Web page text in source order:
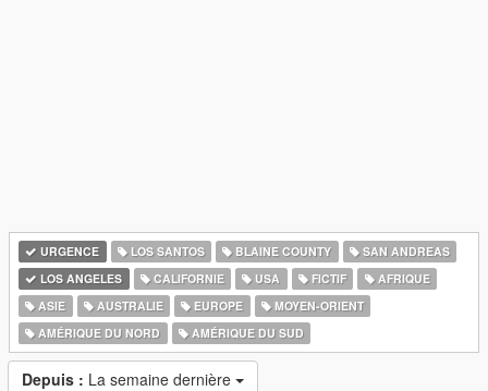
URGENCE LOS SANTOS BLAINE COUNTY
SAN ANDREAS
LOS ANGELES
CALIFORNIE USA FICTIF
AFRIQUE
ASIE
AUSTRALIE EUROPE
MOYEN-ORIENT
AMÉRIQUE DU NORD
AMÉRIQUE DU SUD
Depuis : La semaine dernière